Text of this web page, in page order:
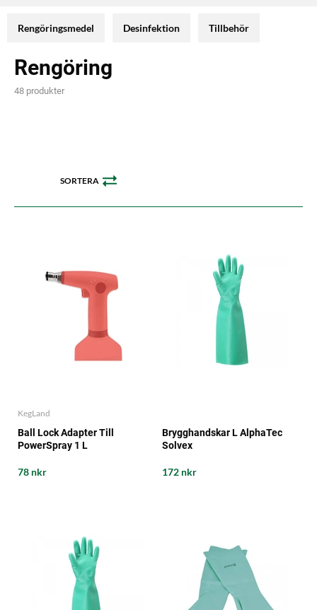
Rengöringsmedel Desinfektion Tillbehör
Rengöring
48 produkter
SORTERA
KegLand
Ball Lock Adapter Till
PowerSpray 1 L
78 nkr
Brygghandskar L AlphaTec
Solvex
172 nkr